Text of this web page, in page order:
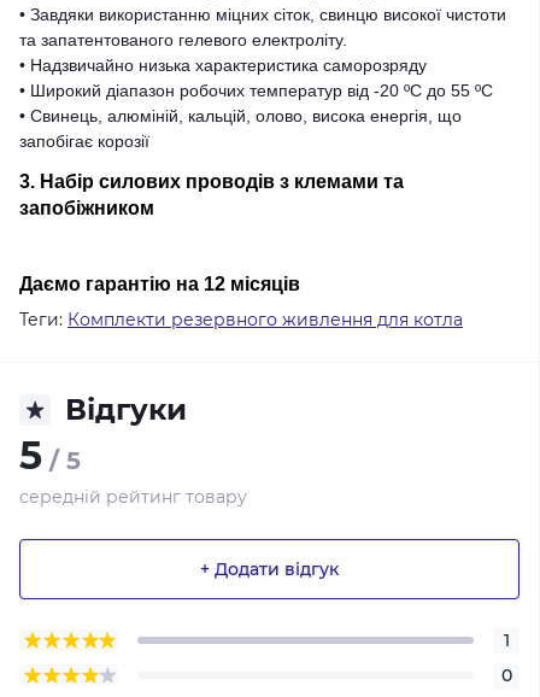
• Завдяки використанню міцних сіток, свинцю високої чистоти
та запатентованого гелевого електроліту.
• Надзвичайно низька характеристика саморозряду
• Широкий діапазон робочих температур від -20 ºC до 55 ºC
• Свинець, алюміній, кальцій, олово, висока енергія, що
запобігає корозії
3. Набір силових проводів з клемами та
запобіжником
Даємо гарантію на 12 місяців
Теги: Комплекти резервного живлення для котла
Відгуки
5 / 5
середній рейтинг товару
+ Додати відгук
1
0